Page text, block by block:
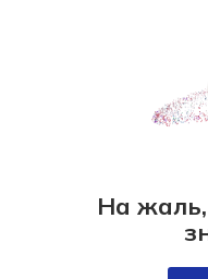
На жаль,